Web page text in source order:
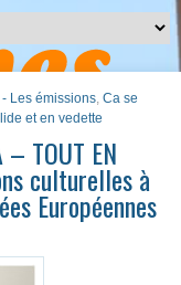
- Les émissions, Ca se
et en vedette
– TOUT EN
culturelles à
Européennes